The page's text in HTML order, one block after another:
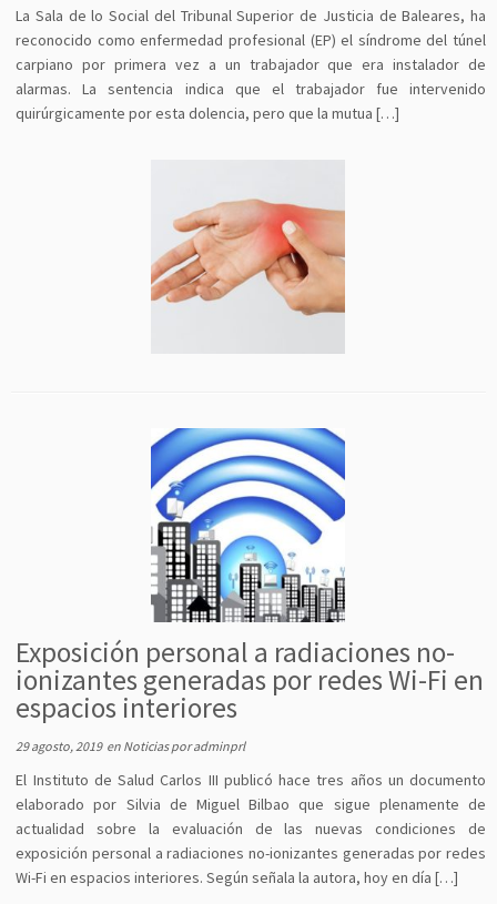
La Sala de lo Social del Tribunal Superior de Justicia de Baleares, ha
reconocido como enfermedad profesional (EP) el síndrome del túnel
carpiano por primera vez a un trabajador que era instalador de
alarmas. La sentencia indica que el trabajador fue intervenido
quirúrgicamente por esta dolencia, pero que la mutua […]
Exposición personal a radiaciones no-
ionizantes generadas por redes Wi-Fi en
espacios interiores
29 agosto, 2019en Noticiasporadminprl
El Instituto de Salud Carlos III publicó hace tres años un documento
elaborado por Silvia de Miguel Bilbao que sigue plenamente de
actualidad sobre la evaluación de las nuevas condiciones de
exposición personal a radiaciones no-ionizantes generadas por redes
Wi-Fi en espacios interiores. Según señala la autora, hoy en día […]